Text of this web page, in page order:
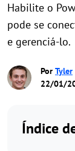
Habilite o
pode se
e gerenciá-lo.
Por Tyler
22/01/
Índice